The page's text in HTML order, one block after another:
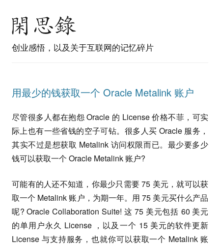
创业感悟，以及关于互联网的记忆碎片
用最少的钱获取一个 Oracle Metalink 账户
尽管很多人都在抱怨 Oracle 的 License 价格不菲，可实
际上也有一些省钱的空子可钻。很多人买 Oracle 服务，
其实不过是想获取 Metalink 访问权限而已。最少要多少
钱可以获取一个 Oracle Metalink 账户?
可能有的人还不知道，你最少只需要 75 美元，就可以获
取一个 Metalink 账户，为期一年。用 75 美元买什么产品
呢? Oracle Collaboration Suite! 这 75 美元包括 60 美元
的单用户永久 License ，以及一个 15 美元的软件更新
License 与支持服务，也就你可以获取一个 Metalink 账